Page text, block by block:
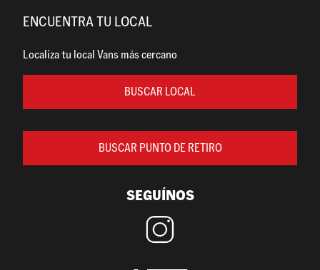
ENCUENTRA TU LOCAL
Localiza tu local Vans más cercano
BUSCAR LOCAL
BUSCAR PUNTO DE RETIRO
SEGUÍNOS